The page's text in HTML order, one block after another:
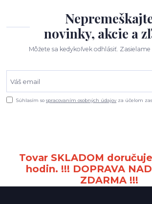
novinky, akcie a
Môžete sa kedykoľvek odhlásiť. Zasielame
Súhlasím sospracovaním osobných údajov za účelom
Tovar SKLADOM
hodin. !!! DOPRAVA
ZDARMA !!!